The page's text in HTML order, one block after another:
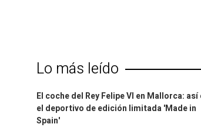
Lo más leído
El coche del Rey Felipe VI en Mallorca: así
el deportivo de edición limitada 'Made in
Spain'